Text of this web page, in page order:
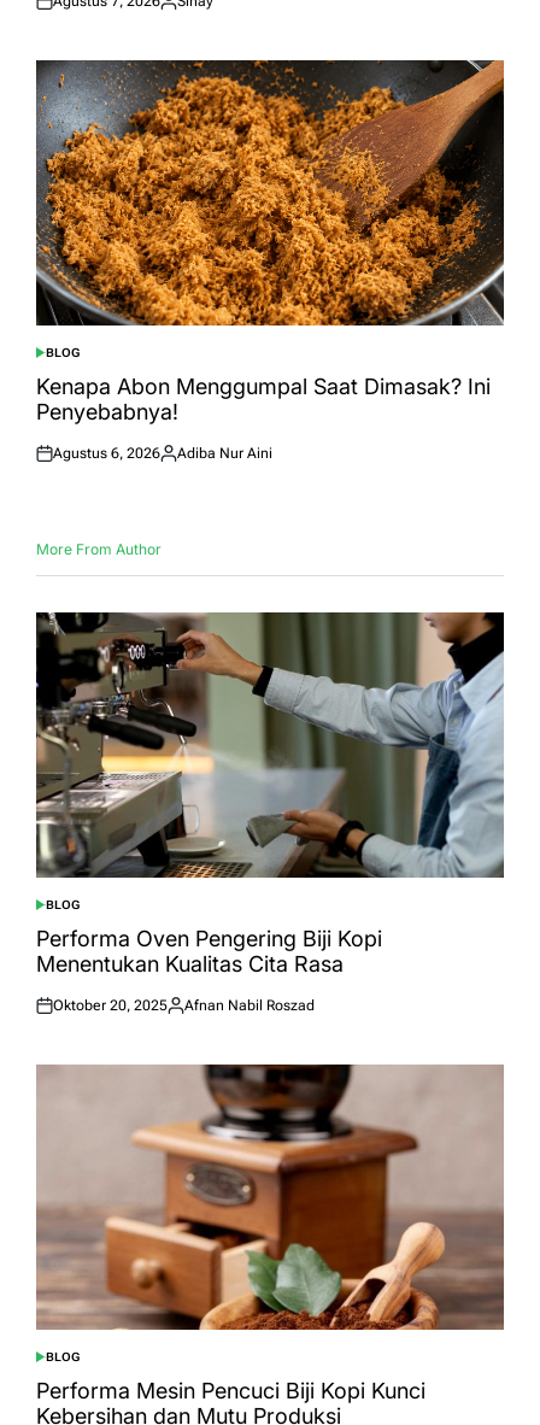
Posted
Posted
POSTED
IN
BLOG
Kenapa Abon Menggumpal Saat Dimasak? Ini
Penyebabnya!
Posted
Agustus 6, 2026
Posted
Adiba Nur Aini
More From Author
POSTED
IN
BLOG
Performa Oven Pengering Biji Kopi
Menentukan Kualitas Cita Rasa
Posted
Oktober 20, 2025
Posted
Afnan Nabil Roszad
POSTED
IN
BLOG
Performa Mesin Pencuci Biji Kopi Kunci
Kebersihan dan Mutu Produksi